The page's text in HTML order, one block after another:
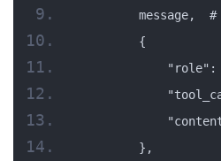
message,
        {
"role":
        },